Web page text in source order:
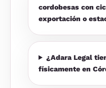
cordobesas con
exportación o
¿Adara Legal
físicamente en